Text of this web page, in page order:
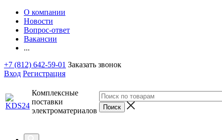
О компании
Новости
Вопрос-ответ
Вакансии
...
+7 (812) 642-59-01 Заказать звонок
Вход Регистрация
Комплексные
поставки
электроматериалов